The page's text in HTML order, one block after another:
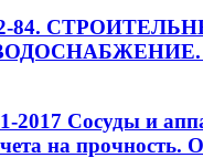
84.
2017 Сосуды и
на прочность.